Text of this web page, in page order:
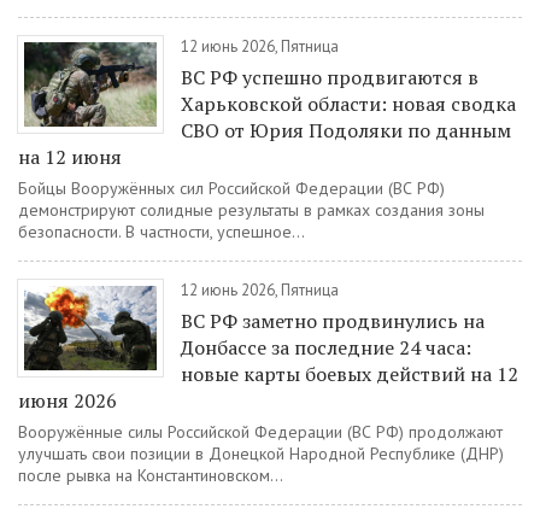
12 июнь 2026, Пятница
ВС РФ успешно продвигаются в
Харьковской области: новая сводка
СВО от Юрия Подоляки по данным
на 12 июня
Бойцы Вооружённых сил Российской Федерации (ВС РФ)
демонстрируют солидные результаты в рамках создания зоны
безопасности. В частности, успешное...
12 июнь 2026, Пятница
ВС РФ заметно продвинулись на
Донбассе за последние 24 часа:
новые карты боевых действий на 12
июня 2026
Вооружённые силы Российской Федерации (ВС РФ) продолжают
улучшать свои позиции в Донецкой Народной Республике (ДНР)
после рывка на Константиновском...